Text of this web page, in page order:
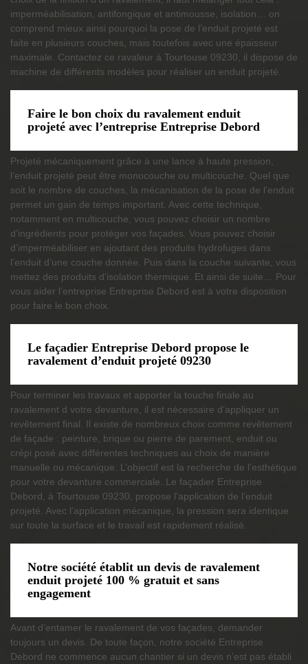
imperméabilisation, antifongique et antimousse, isolation… on
comprend mieux ainsi pourquoi la pose de l’enduit projeté est
faite en plusieurs couches, mais toutefois avec une épaisseur
maximale. Contactez ce ravaleur à Tourtouse 09230, il dispose de
machine de différents modèles pour réaliser un enduit projeté.
Faire le bon choix du ravalement enduit
projeté avec l’entreprise Entreprise Debord
Projeté mécaniquement grâce à une lance à haute pression,
l’enduit projeté peut être monocouche ou multicouche. Quel que
soit le nombre de couches, la mécanisation de la pose de l’enduit
permet un gain de temps important. Avec cette technique,
notamment en multicouche, vous pouvez choisir un nombre
d’ingrédients pour protéger vos façades. Vous pouvez choisir
d’imperméabiliser en ajoutant des produits hydrofuges dans
l’enduit d’une couche donnée. Puis dans la couche suivante, vous
mettez des produits d’isolation thermique. Et ainsi de suite… Pour
vous aider l’entreprise Entreprise Debord est à votre disposition
pour faire le bon choix.
Le façadier Entreprise Debord propose le
ravalement d’enduit projeté 09230
Pour terminer les travaux et apporter la touche finale au
ravalement d votre devanture, il est nécessaire d’appliquer un
revêtement final. Il existe de nombreux choix comme revêtement
de façade : peinture, brique ou pierre de parement, enduit ou
crépi posé avec différentes techniques au choix de manière
manuelle ou mécanique. L’objectif est la recherche de l’esthétique
pour votre devanture commerciale. Le façadier Entreprise
Debord, à Tourtouse 09230, propose l’application de l’enduit
projeté. Avec l’application mécanique, la pression sera identique
sur toute la surface et le travail est rapidement réalisé.
Notre société établit un devis de ravalement
enduit projeté 100 % gratuit et sans
engagement
Avant d’entamer le ravalement de vos façades, demander
toujours un devis. De toute façon, notre société Entreprise
Debord ne commence aucun chantier si un devis n’est pas établi